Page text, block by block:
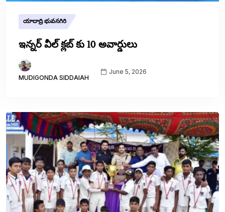
యాదాద్రి భువనగిరి
ఇన్నర్ వీల్ క్లబ్ కు 10 అవార్డులు
MUDIGONDA SIDDAIAH
June 5, 2026